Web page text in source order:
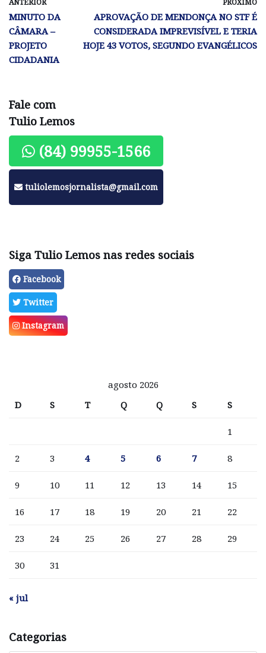
ANTERIOR
MINUTO DA
CÂMARA –
PROJETO
CIDADANIA
PRÓXIMO
APROVAÇÃO DE MENDONÇA NO STF É
CONSIDERADA IMPREVISÍVEL E TERIA
HOJE 43 VOTOS, SEGUNDO EVANGÉLICOS
Fale com
Tulio Lemos
(84) 99955-1566
tuliolemosjornalista@gmail.com
Siga Tulio Lemos nas redes sociais
Facebook
Twitter
Instagram
agosto 2026
D
S T Q Q S S
1
2 3 4 5 6 7 8
9 10 11 12 13 14 15
16 17 18 19 20 21 22
23 24 25 26 27 28 29
30 31
« jul
Categorias